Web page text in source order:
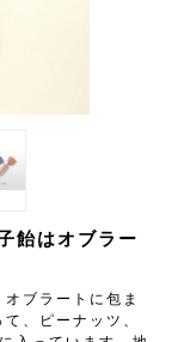
飴はオブラー
ブラートに包ま
、ピーナッツ、